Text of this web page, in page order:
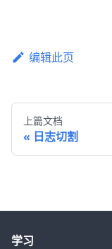
编辑此页
上篇文档
日志切割
学习